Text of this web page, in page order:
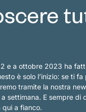
e a ottobre 2023 ha
è solo l’inizio: se ti fa
tramite la nostra
settimana. E sempre di
qui a fianco.